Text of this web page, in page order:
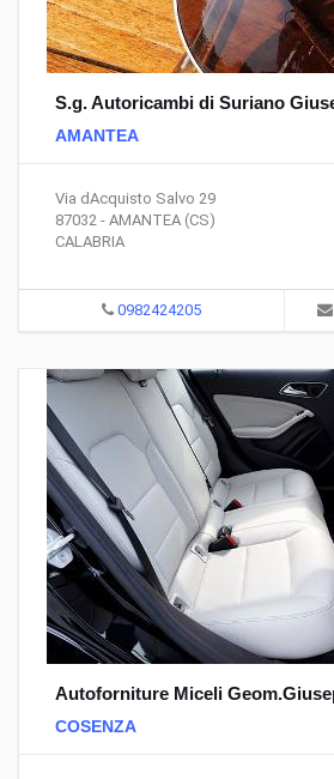
S.g. Autoricambi di Suriano
AMANTEA
Via dAcquisto Salvo 29
87032 - AMANTEA (CS)
CALABRIA
0982424205
Autoforniture Miceli
COSENZA